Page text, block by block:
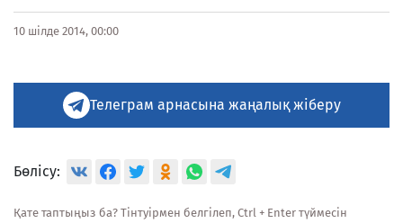
10 шілде 2014, 00:00
Телеграм арнасына жаңалық жіберу
Бөлісу:
Қате таптыңыз ба? Тінтуірмен белгілеп, Ctrl + Enter түймесін